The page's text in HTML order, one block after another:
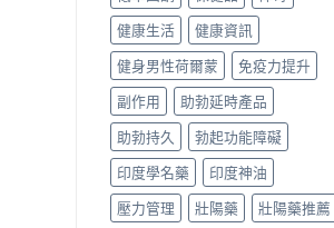
健康生活
健康資訊
健身男性荷爾蒙
免疫力提升
副作用
助勃延時產品
助勃持久
勃起功能障礙
印度學名藥
印度神油
壓力管理
壯陽藥
壯陽藥推薦